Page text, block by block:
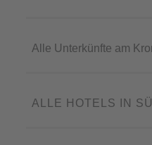
Alle Unterkünfte am
ALLE HOTELS IN